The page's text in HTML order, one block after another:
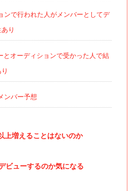
ンで行われた人がメンバーとしてデ
り
とオーディションで受かった人で結
ンバー予想
上増えることはないのか
ビューするのか気になる